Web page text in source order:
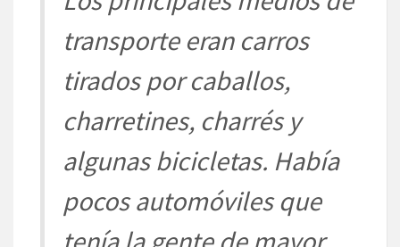
transporte eran carros
tirados por caballos,
charretines, charrés y
algunas bicicletas. Había
pocos automóviles que